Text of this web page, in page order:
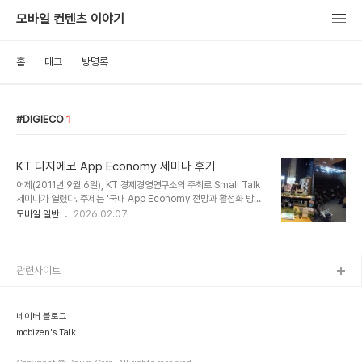
모바일 컨텐츠 이야기
홈 태그 방명록
DIGIECO 1
KT 디지에코 App Economy 세미나 후기
어제(2011년 9월 6일), KT 경제경영연구소의 주최로 Small Talk
세미나가 열렸다. 주제는 '국내 App Economy 전망과 활성화 방안
은?' 였는데 고전적인 주제를 가지고 어떤 신선한 이야기가 오갈 수 있
다소 지루한 시간이었다. 패널 토의의 주제는 너무 원론적이었으며, 오
것이다. 위 자료..
모바일 일반 2026.02.07
네이버 블로그
mobizen's Talk
관련사이트